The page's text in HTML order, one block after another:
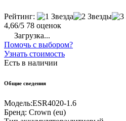
Рейтинг:
4,66/5 78 оценок
Загрузка...
Помочь с выбором?
Узнать стоимость
Есть в наличии
Общие сведения
Модель:ESR4020-1.6
Бренд: Crown (eu)